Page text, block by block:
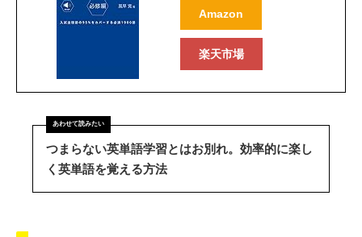
Amazon
楽天市場
つまらない英単語学習とはお別れ。効率的に楽し
く英単語を覚える方法